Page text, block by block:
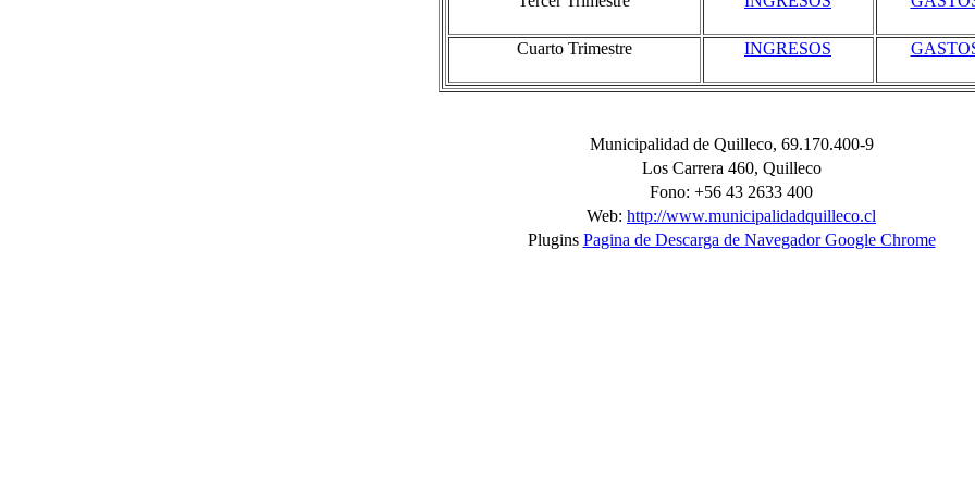
Cuarto Trimestre INGRESOS
Municipalidad de Quilleco, 69.170.400-9
Los Carrera 460, Quilleco
Fono: +56 43 2633 400
Web: http://www.municipalidadquilleco.cl
Plugins Pagina de Descarga de Navegador Google Chrome